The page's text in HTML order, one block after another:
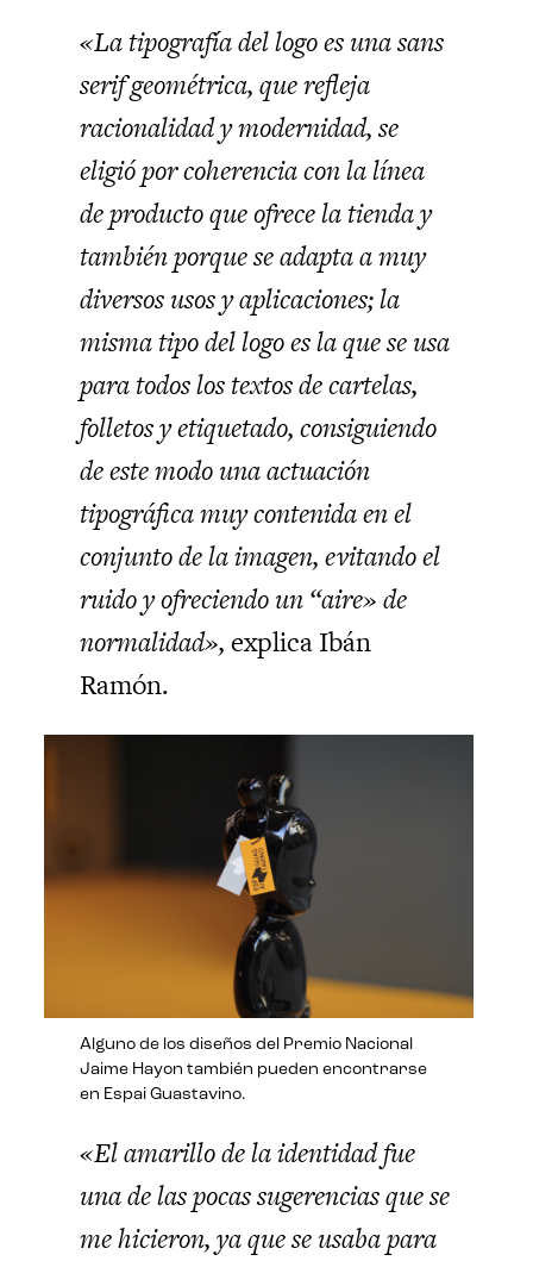
«La tipografía del logo es una sans
serif geométrica, que refleja
racionalidad y modernidad, se
eligió por coherencia con la línea
de producto que ofrece la tienda y
también porque se adapta a muy
diversos usos y aplicaciones; la
misma tipo del logo es la que se usa
para todos los textos de cartelas,
folletos y etiquetado, consiguiendo
de este modo una actuación
tipográfica muy contenida en el
conjunto de la imagen, evitando el
ruido y ofreciendo un “aire» de
normalidad»,explica Ibán
Ramón.
Alguno de los diseños del Premio Nacional
Jaime Hayon también pueden encontrarse
en Espai Guastavino.
«El amarillo de la identidad fue
una de las pocas sugerencias que se
me hicieron, ya que se usaba para